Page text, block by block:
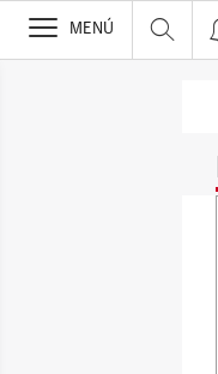
>
MENÚ